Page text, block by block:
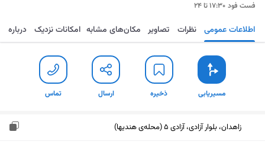
فست فود ۱۷:۳۰ تا ۲۴
مسیریابی ذخیره ارسال تماس اطلاعات عمومی نظرات تصاویر مکان‌های مشابه امکانات نزدیک درباره
مسیریابی ذخیره ارسال تماس
زاهدان، بلوار آزادی، آزادی 5 (محله‌ی هندیها)